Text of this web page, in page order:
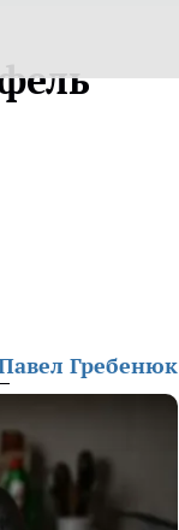
Гребенюк